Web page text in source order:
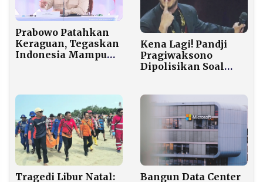
Prabowo Patahkan
Keraguan, Tegaskan
Indonesia Mampu
Kena Lagi! Pandji
Pragiwaksono
Dipolisikan Soal
Comedy Mens Rea
Tragedi Libur Natal: Bangun Data Center